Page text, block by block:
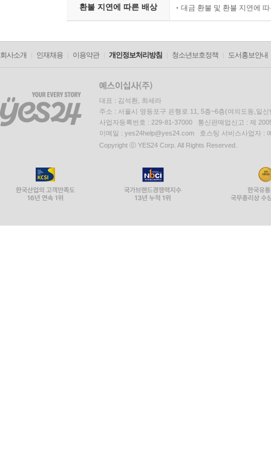
환불 지연에 따른 배상 대금 환불 및 환불 지연에
회사소개 인재채용 이용약관 개인정보처리방침 청소년보호정책 도서홍보안내
대표 : 김석환, 최세라
주소 : 서울시 영등포구 은행로 11, 5층~6층(여의도동,일신
사업자등록번호 : 229-81-37000 통신판매업신고 : 제
이메일 : yes24help@yes24.com 호스팅 서비스사업자 :
Copyright ⓒ YES24 Corp. All Rights Reserved.